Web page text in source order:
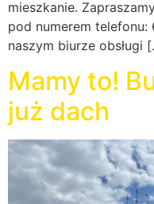
mieszkanie.
pod numerem
naszym biurze obsługi
Mamy to!
już dach